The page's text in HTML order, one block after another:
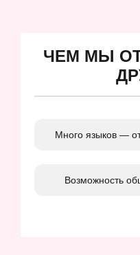
ЧЕМ МЫ
Много языков — от
Возможность